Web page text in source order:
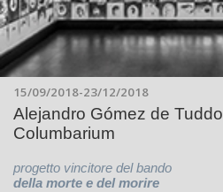
15/09/2018-23/12/2018
Alejandro Gómez de Tuddo
Columbarium
progetto vincitore del bando
della morte e del morire